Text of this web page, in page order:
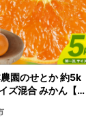
園のせとか 約5k
ズ混合 みかん【s